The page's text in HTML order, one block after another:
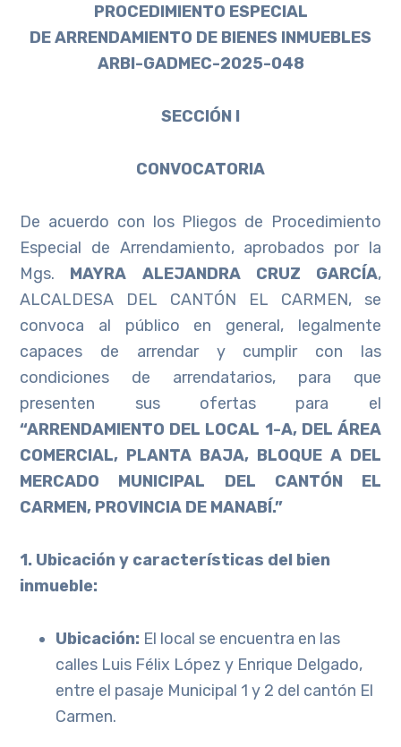
PROCEDIMIENTO ESPECIAL
DE ARRENDAMIENTO DE BIENES INMUEBLES
ARBI-GADMEC-2025-048
SECCIÓN I
CONVOCATORIA
De acuerdo con los Pliegos de Procedimiento
Especial de Arrendamiento, aprobados por la
Mgs. MAYRA ALEJANDRA CRUZ GARCÍA,
ALCALDESA DEL CANTÓN EL CARMEN, se
convoca al público en general, legalmente
capaces de arrendar y cumplir con las
condiciones de arrendatarios, para que
presenten sus ofertas para el
“ARRENDAMIENTO DEL LOCAL 1-A, DEL ÁREA
COMERCIAL, PLANTA BAJA, BLOQUE A DEL
MERCADO MUNICIPAL DEL CANTÓN EL
CARMEN, PROVINCIA DE MANABÍ.”
1. Ubicación y características del bien
inmueble:
Ubicación: El local se encuentra en las
calles Luis Félix López y Enrique Delgado,
entre el pasaje Municipal 1 y 2 del cantón El
Carmen.